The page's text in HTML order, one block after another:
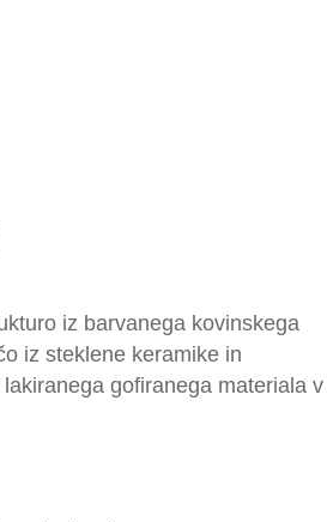
iz barvanega kovinskega
iz steklene keramike in
gofiranega materiala v